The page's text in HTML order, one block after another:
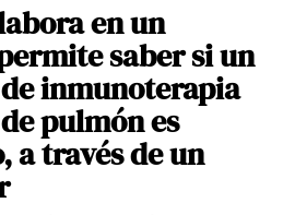
en un
saber si un
inmunoterapia
pulmón es
a través de un